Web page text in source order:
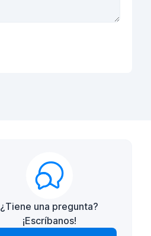
¿Tiene una pregunta?
¡Escríbanos!